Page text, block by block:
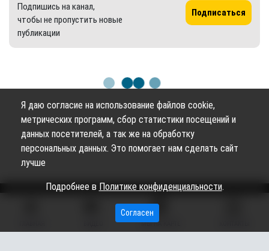
Подпишись на канал,
чтобы не пропустить новые
публикации
Подписаться
Сетевое издание «Вестник Сургутского района» (16+)
МЫ НА КАРТЕ
Я даю согласие на использование файлов cookie,
метрических программ, сбор статистики посещений и
данных посетителей, а так же на обработку
персональных данных. Это помогает нам сделать сайт
лучше
Подробнее в Политике конфиденциальности.
Согласен